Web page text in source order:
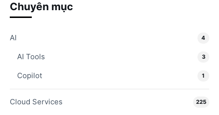
Chuyên mục
AI 4
AI Tools 3
Copilot 1
Cloud Services 225